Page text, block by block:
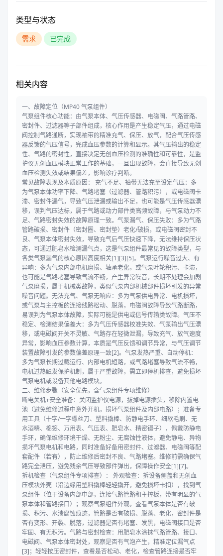
类型与状态
需求 已完成
相关内容
一、故障定位（MP40 气泵组件）
气泵组件核心功能：由气泵本体、气压传感器、电磁阀、气路管路、
密封件、过滤器等子部件组成，核心作用是产生稳定气压，通过电磁
阀控制气路通断，实现袖带的精准充气、保压、放气，配合气压传感
器反馈的气压信号，完成血压参数的计算和显示。其气压输出的稳定
性、气路的密封性，直接决定无创血压检测的准确性和可靠性，是监
护仪无创血压模块正常工作的基础，一旦出现故障，会直接导致无创
血压检测失效或结果偏差，影响诊疗判断。
常见故障表现及本质原因： 充气不足、袖带无法充至设定气压：多
为气泵本体功率下降、气路堵塞（过滤器、管路积污），或电磁阀卡
滞、密封件漏气，导致气压泄漏或输出不足，也可能是气压传感器漂
移，误判气压达标，属于气路或动力部件类高频故障，与气泵动力不
足、气路密封失效的故障原理一致。气泵漏气、保压失败：多为气路
管路破损、密封件（密封圈、密封垫）老化/破损，或电磁阀密封不
良、气泵本体密封失效，导致充气后气压快速下降，无法维持保压状
态，可通过肥皂水检测漏气点，这是气泵组件最常见的故障类型，与
各类气泵漏气的核心原因高度相关[1][3][5]。气泵运行噪音过大、有
异响：多为气泵内部电机磨损、轴承老化，或气泵叶轮积污、卡滞，
也可能是气路堵塞导致气流不畅，产生异常噪音，长期不处理会加剧
气泵磨损，属于机械类故障，类似气泵内部机械部件损坏引发的异常
噪音问题。无法充气、气泵无响应：多为气泵供电异常、电机损坏，
或气泵与主控板的连接线路松动、脱落，电磁阀故障导致气路断路，
易误判为气泵本体故障，实际可能是供电或信号传输类故障。气压不
稳定、检测结果偏差大：多为气压传感器校准失效、气泵输出气压漂
移，或电磁阀开关不灵敏、气路存在轻微泄漏，导致充气、放气速度
异常，影响血压参数计算，本质是气压反馈和调节异常，与气压调节
装置故障引发的参数偏差原理一致[2]。气泵发热严重、自动停机：
多为气泵长期过载运行、内部电机短路，或气路堵塞导致气流不畅，
电机过热触发保护机制，属于严重故障，需立即停机排查，避免损坏
气泵电机或设备其他电路模块。
二、维修步骤（安全优先，含气泵组件专项维修）
断电关机+安全准备：关闭监护仪电源，拔掉电源插头，移除内置电
池（避免维修过程中意外开机，损坏气泵组件及内部电路）；准备专
用工具（十字/一字螺丝刀、塑料撬棒、防静电手环、细软毛刷、无
水酒精、棉签、万用表、气压表、肥皂水、精密镊子），佩戴防静电
手环，确保维修环境干燥、无粉尘、无腐蚀性液体，避免静电、异物
损坏气泵电机和电路，同时准备好备用密封件、过滤器、电磁阀等配
套配件（若有），防止维修后密封不良、气路堵塞。维修前需确保气
路完全泄压，避免残余气压导致部件弹出，保障操作安全[1][7]。
拆机检查（气泵组件专项排查）： 外观检查：拆设备侧盖和无创血
压模块外壳（沿边缘用塑料撬棒轻轻撬开，避免损坏卡扣），找到气
泵组件（位于设备内部中部，连接气路管路和主控板，带有明显的气
泵本体和管路接口）；观察气泵组件外观，查看气泵本体是否有破
损、积污、水渍腐蚀痕迹，管路是否有破损、脱落、老化，密封件是
否有变形、开裂、脱落，过滤器是否有堵塞、发黑，电磁阀接口是否
牢固、有无积污。气路与密封检查：用肥皂水涂抹气路管路、接口、
电磁阀、气泵本体密封处，观察是否有气泡产生，精准定位漏气点
[3]；轻轻按压密封件，查看是否松动、老化，检查管路连接是否牢